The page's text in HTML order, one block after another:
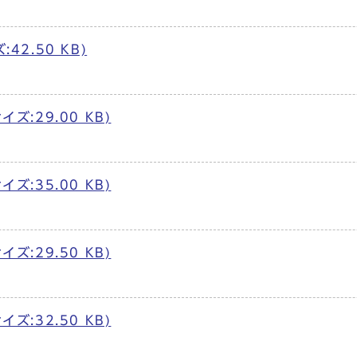
:42.50 KB)
イズ:29.00 KB)
イズ:35.00 KB)
イズ:29.50 KB)
イズ:32.50 KB)